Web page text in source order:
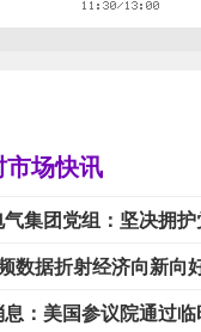
场快讯
数据折射经济向新向
：美国参议院通过临